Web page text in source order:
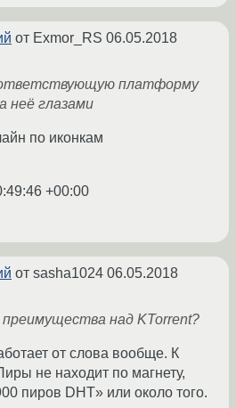
от Exmor_RS 06.05.2018
платформу
неё глазами
по иконкам
+00:00
от sasha1024 06.05.2018
преимущества над KTorrent?
от слова вообще. К
не находит по магнету,
пиров DHT» или около того.